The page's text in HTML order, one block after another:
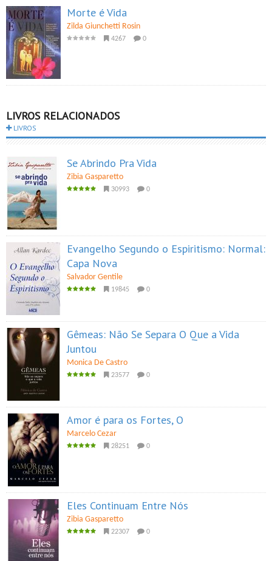
Morte é Vida
Zilda Giunchetti Rosin
4267 0
LIVROS RELACIONADOS
LIVROS
Se Abrindo Pra Vida
Zibia Gasparetto
30993 0
Evangelho Segundo o Espiritismo: Normal:
Capa Nova
Salvador Gentile
19845 0
Gêmeas: Não Se Separa O Que a Vida
Juntou
Monica De Castro
23577 0
Amor é para os Fortes, O
Marcelo Cezar
28251 0
Eles Continuam Entre Nós
Zibia Gasparetto
22307 0